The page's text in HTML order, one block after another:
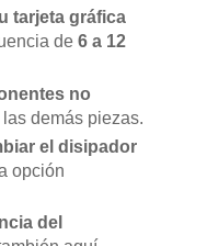
tarjeta gráfica
de6 a 12
no
demás piezas.
el disipador
opción
del